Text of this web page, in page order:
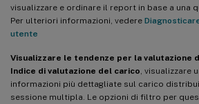
visualizzare e ordinare il report in base a una
Per ulteriori informazioni, vedere
utente
Visualizzare le tendenze per la valutazione
Indice di valutazione del carico , visualizzare
informazioni più dettagliate sul carico
sessione multipla. Le opzioni di filtro per